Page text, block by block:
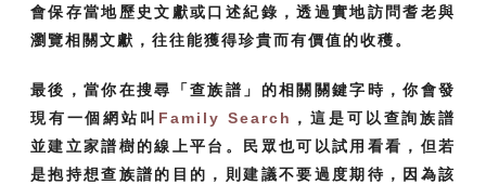
會保存當地歷史文獻或口述紀錄，透過實地訪問耆老與
瀏覽相關文獻，往往能獲得珍貴而有價值的收穫。
最後，當你在搜尋「查族譜」的相關關鍵字時，你會發
現有一個網站叫 Family Search ，這是可以查詢族譜
並建立家譜樹的線上平台。民眾也可以試用看看，但若
是抱持想查族譜的目的，則建議不要過度期待，因為該